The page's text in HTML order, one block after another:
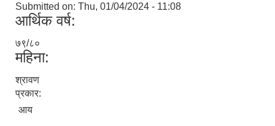
Submitted on: Thu, 01/04/2024 - 11:08
आर्थिक वर्ष:
७९/८०
महिना:
श्रावण
प्रकार:
आय